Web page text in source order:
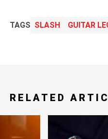
TAGS SLASH GUITAR
RELATED